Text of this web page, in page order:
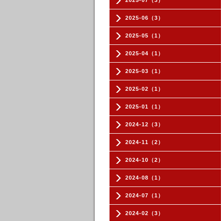
2025-06（3）
2025-05（1）
2025-04（1）
2025-03（1）
2025-02（1）
2025-01（1）
2024-12（3）
2024-11（2）
2024-10（2）
2024-08（1）
2024-07（1）
2024-02（3）